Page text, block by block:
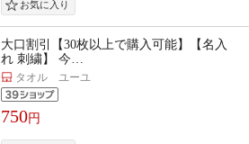
大口割引【30枚以上で購入可能】【名入
れ 刺繍】 今…
タオル ユーユ
750円